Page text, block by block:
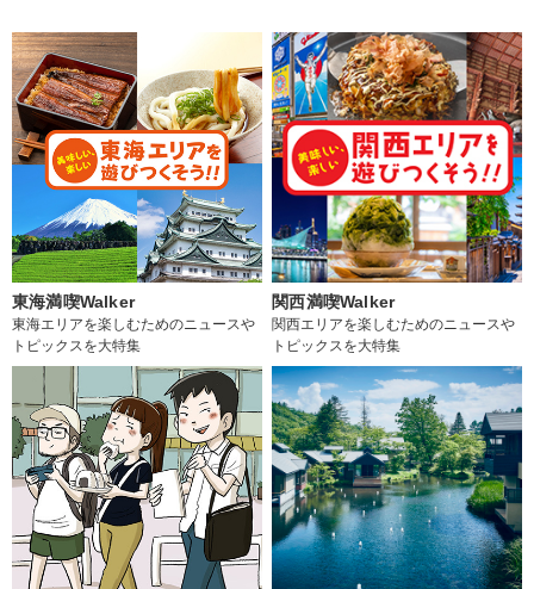
東海満喫Walker
東海エリアを楽しむためのニュースや
トピックスを大特集
関西満喫Walker
関西エリアを楽しむためのニュースや
トピックスを大特集